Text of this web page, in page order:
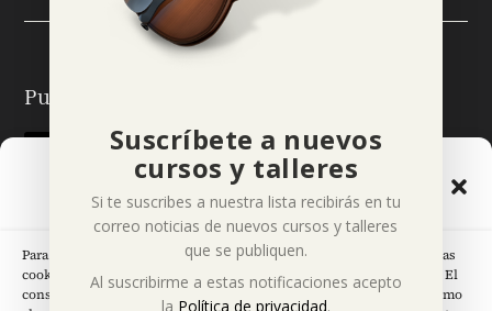
Gestionar el Consentimiento
de las Cookies
Para ofrecer las mejores experiencias, utilizamos tecnologías como las
cookies para almacenar y/o acceder a la información del dispositivo. El
consentimiento de estas tecnologías nos permitirá procesar datos como
Puedes seguirme en:
Páginas Legales
Suscríbete a nuevos
cursos y talleres
Si te suscribes a nuestra lista recibirás en tu
correo noticias de nuevos cursos y talleres
que se publiquen.
Al suscribirme a estas notificaciones acepto
la Política de privacidad.